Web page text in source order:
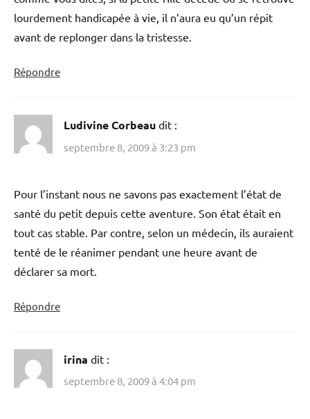
lourdement handicapée à vie, il n’aura eu qu’un répit
avant de replonger dans la tristesse.
Répondre
Ludivine Corbeau dit :
septembre 8, 2009 à 3:23 pm
Pour l’instant nous ne savons pas exactement l’état de
santé du petit depuis cette aventure. Son état était en
tout cas stable. Par contre, selon un médecin, ils auraient
tenté de le réanimer pendant une heure avant de
déclarer sa mort.
Répondre
irina dit :
septembre 8, 2009 à 4:04 pm